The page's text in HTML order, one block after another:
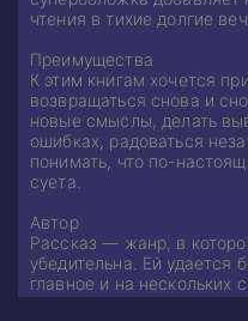
чтения в тихие долгие
Преимущества
К этим книгам хочется
возвращаться снова и
новые смыслы, делать
ошибках, радоваться
понимать, что по-
суета.
Автор
Рассказ — жанр, в
убедительна. Ей удается
главное и на нескольких
показать целую жизнь